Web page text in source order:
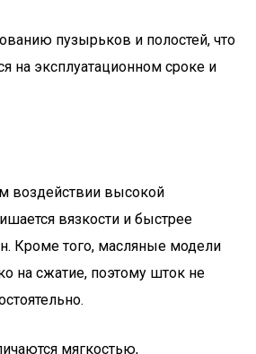
пузырьков и полостей, что
на эксплуатационном сроке и
воздействии высокой
вязкости и быстрее
Кроме того, масляные модели
на сжатие, поэтому шток не
мягкостью,